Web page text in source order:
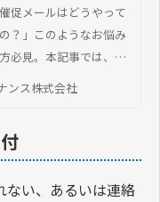
を紹介
促メールはどうやって
？」このようなお悩み
必見。本記事では、請
ール文例や押さえてお
ンス株式会社
ない、あるいは連絡